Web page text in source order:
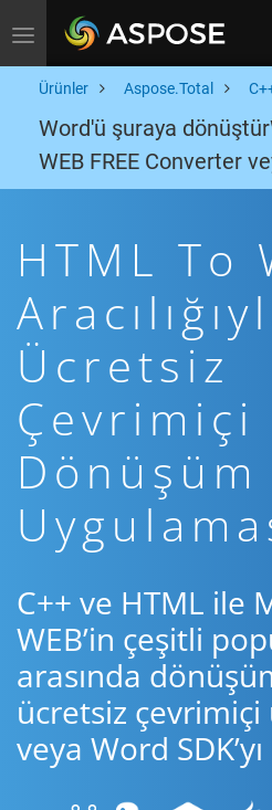
Toggle navigation
Ürünler Aspose.Total
Word'ü şuraya
WEB FREE Converter
HTML To
Ücretsiz
Çevrimiçi
Dönüşüm
C++ ve HTML ile
WEB’in çeşitli
arasında
ücretsiz çevrimiçi
veya Word